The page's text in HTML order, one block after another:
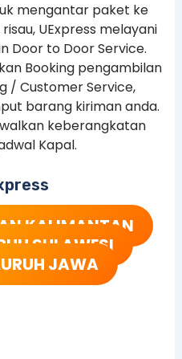
mengantar paket ke
UExpress melayani
Door to Door Service.
Booking pengambilan
/ Customer Service,
barang kiriman anda.
keberangkatan
Kapal.
KALIMANTAN
SULAWESI
JAWA